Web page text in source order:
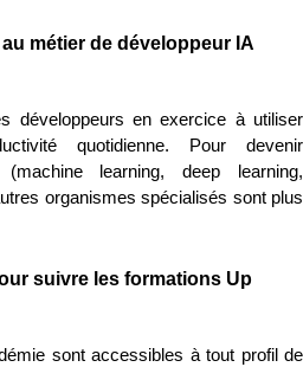
métier de développeur IA
développeurs en exercice à utiliser
quotidienne. Pour devenir
learning, deep learning,
organismes spécialisés sont plus
suivre les formations Up
sont accessibles à tout profil de